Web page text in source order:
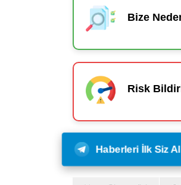
Bize
Risk
Haberleri İlk Siz